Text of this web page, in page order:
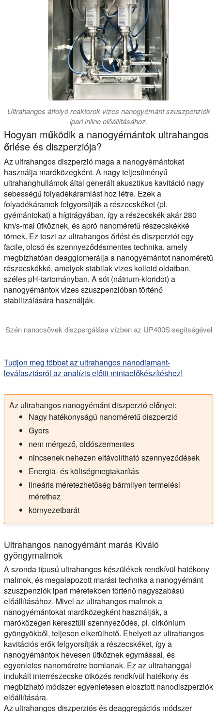
Ultrahangos átfolyó reaktorok vizes nanogyémánt szuszpenziók
ipari inline előállításához.
Hogyan működik a nanogyémántok ultrahangos
őrlése és diszperziója?
Az ultrahangos diszperzió maga a nanogyémántokat
használja maróközegként. A nagy teljesítményű
ultrahanghullámok által generált akusztikus kavitáció nagy
sebességű folyadékáramlást hoz létre. Ezek a
folyadékáramok felgyorsítják a részecskéket (pl.
gyémántokat) a hígtrágyában, így a részecskék akár 280
km/s-mal ütköznek, és apró nanoméretű részecskékké
törnek. Ez teszi az ultrahangos őrlést és diszperziót egy
facile, olcsó és szennyeződésmentes technika, amely
megbízhatóan deagglomerálja a nanogyémántot nanoméretű
részecskékké, amelyek stabilak vizes kolloid oldatban,
széles pH-tartományban. A sót (nátrium-kloridot) a
nanogyémántok vizes szuszpenzióban történő
stabilizálására használják.
Szén nanocsövek diszpergálása vízben az UP400S segítségével
Tudjon meg többet az ultrahangos nanodiamant-
leválasztásról az analízis előtti mintaelőkészítéshez!
Az ultrahangos nanogyémánt diszperzió előnyei:
Nagy hatékonyságú nanoméretű diszperzió
Gyors
nem mérgező, oldószermentes
nincsenek nehezen eltávolítható szennyeződések
Energia- és költségmegtakarítás
lineáris méretezhetőség bármilyen termelési
mérethez
környezetbarát
Ultrahangos nanogyémánt marás Kiváló
gyöngymalmok
A szonda típusú ultrahangos készülékek rendkívül hatékony
malmok, és megalapozott marási technika a nanogyémánt
szuszpenziók ipari méretekben történő nagyszabású
előállításához. Mivel az ultrahangos malmok a
nanogyémántokat maróközegként használják, a
maróközegen keresztüli szennyeződés, pl. cirkónium
gyöngyökből, teljesen elkerülhető. Ehelyett az ultrahangos
kavitációs erők felgyorsítják a részecskéket, így a
nanogyémántok hevesen ütköznek egymással, és
egyenletes nanoméretre bomlanak. Ez az ultrahanggal
indukált interrészecske ütközés rendkívül hatékony és
megbízható módszer egyenletesen elosztott nanodiszperziók
előállítására.
Az ultrahangos diszperziós és deaggregációs módszer